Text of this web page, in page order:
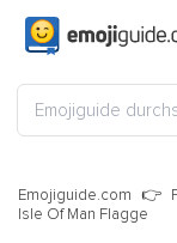
Emojiguide.com
Isle Of Man Flagge